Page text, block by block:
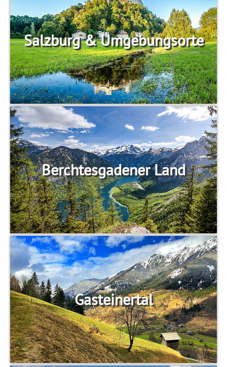
Salzburg & Umgebungsorte
Berchtesgadener Land
Gasteinertal